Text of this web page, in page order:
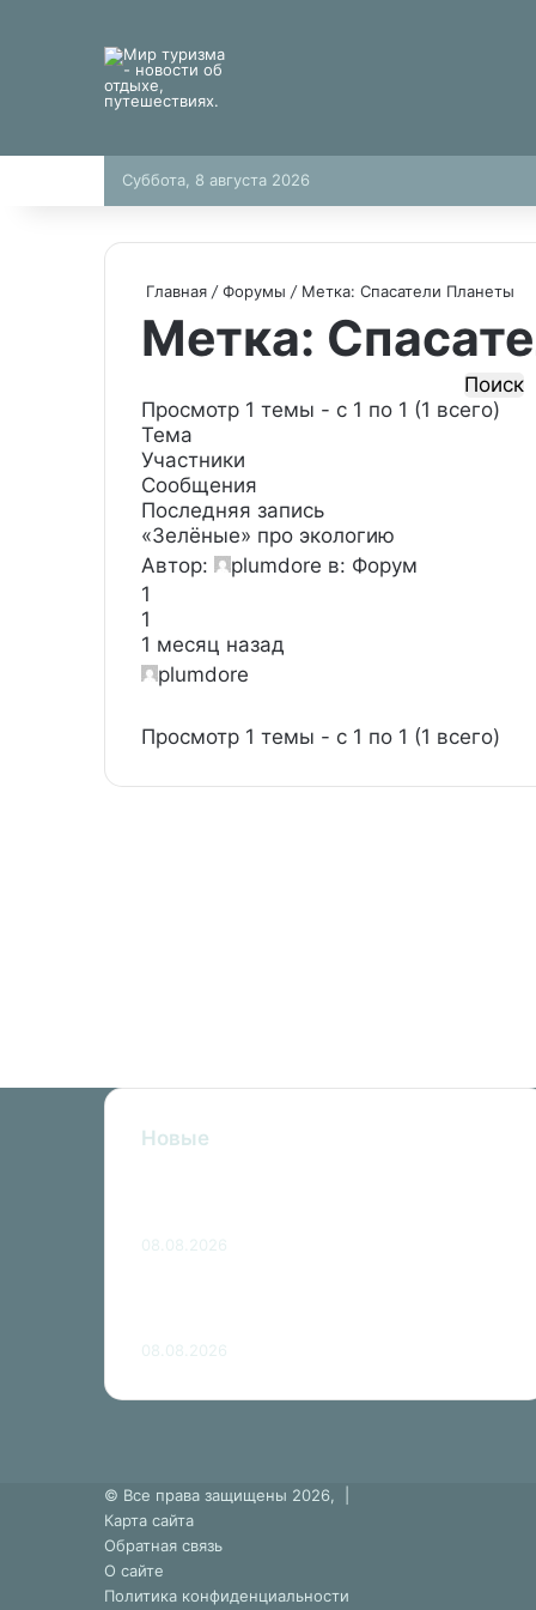
Суббота, 8 августа 2026
Главная / Форумы / Метка: Спасатели Планеты
Метка:
о
и
с
к
:
Просмотр 1 темы - с 1 по 1 (1 всего)
Тема
Участники
Сообщения
Последняя запись
«Зелёные» про экологию
Автор:
plumdore в: Форум
1
1
1 месяц назад
plumdore
Просмотр 1 темы - с 1 по 1 (1 всего)
Новые
08.08.2026
08.08.2026
© Все права защищены 2026, |
Карта сайта
Обратная связь
О сайте
Политика конфиденциальности